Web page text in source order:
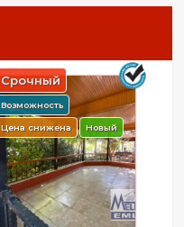
Срочный
Возможность
Цена снижена Новый